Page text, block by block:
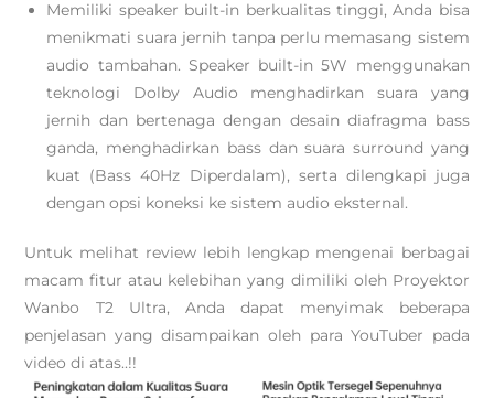
Memiliki speaker built-in berkualitas tinggi, Anda bisa
menikmati suara jernih tanpa perlu memasang sistem
audio tambahan. Speaker built-in 5W menggunakan
teknologi Dolby Audio menghadirkan suara yang
jernih dan bertenaga dengan desain diafragma bass
ganda, menghadirkan bass dan suara surround yang
kuat (Bass 40Hz Diperdalam), serta dilengkapi juga
dengan opsi koneksi ke sistem audio eksternal.
Untuk melihat review lebih lengkap mengenai berbagai
macam fitur atau kelebihan yang dimiliki oleh Proyektor
Wanbo T2 Ultra, Anda dapat menyimak beberapa
penjelasan yang disampaikan oleh para YouTuber pada
video di atas..!!